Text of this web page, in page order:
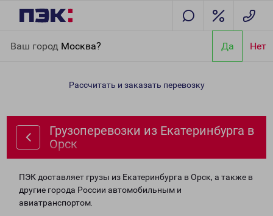
Ваш город Москва? Да Нет
Орск
Рассчитать и заказать перевозку
Грузоперевозки из Екатеринбурга в
Орск
ПЭК доставляет грузы из Екатеринбурга в Орск, а также в
другие города России автомобильным и
авиатранспортом.